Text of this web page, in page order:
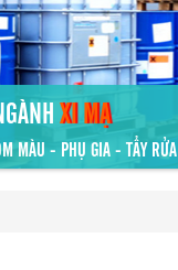
XI MẠ
MÀU - PHỤ GIA - TẨY RỬA